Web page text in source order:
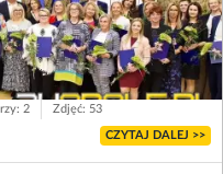
2 Zdjęć: 53
CZYTAJ DALEJ >>